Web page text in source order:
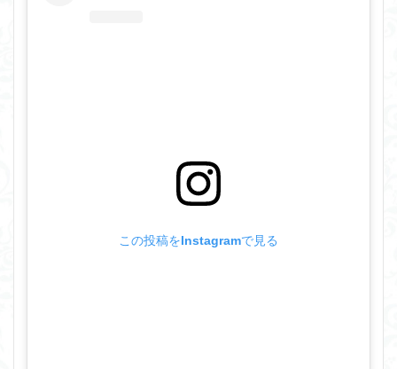
この投稿をInstagramで見る